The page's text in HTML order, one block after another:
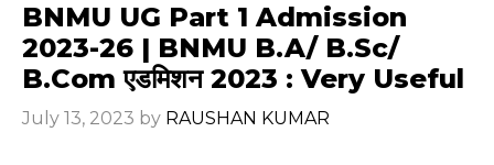
BNMU UG Part 1 Admission
2023-26 | BNMU B.A/ B.Sc/
B.Com एडमिशन 2023 : Very Useful
July 13, 2023 by RAUSHAN KUMAR